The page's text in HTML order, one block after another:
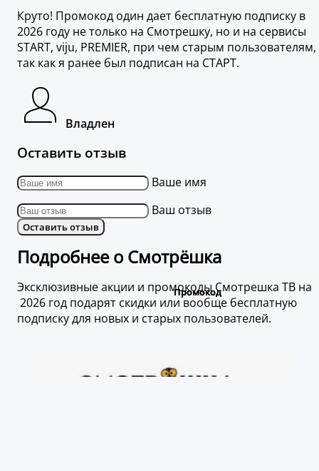
Круто! Промокод один дает бесплатную подписку в
2026 году не только на Смотрешку, но и на сервисы
START, viju, PREMIER, при чем старым пользователям,
так как я ранее был подписан на СТАРТ.
Владлен
Оставить отзыв
Ваше имя
Ваш отзыв
Оставить отзыв
Подробнее о Смотрёшка
Эксклюзивные акции и промокоды Смотрешка ТВ на
2026 год подарят скидки или вообще бесплатную
подписку для новых и старых пользователей.